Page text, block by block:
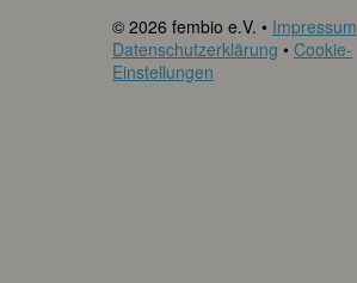
© 2026 fembio e.V. • Impressum
Datenschutzerklärung • Cookie-
Einstellungen